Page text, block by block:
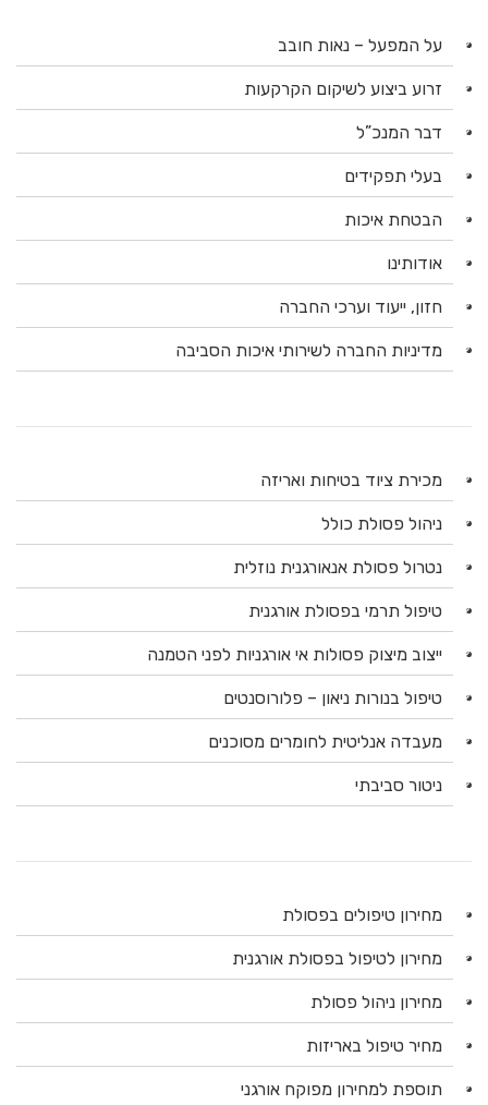
על המפעל – נאות חובב
זרוע ביצוע לשיקום הקרקעות
דבר המנכ”ל
בעלי תפקידים
הבטחת איכות
אודותינו
חזון, ייעוד וערכי החברה
מדיניות החברה לשירותי איכות הסביבה
מכירת ציוד בטיחות ואריזה
ניהול פסולת כולל
נטרול פסולת אנאורגנית נוזלית
טיפול תרמי בפסולת אורגנית
ייצוב מיצוק פסולות אי אורגניות לפני הטמנה
טיפול בנורות ניאון – פלורוסנטים
מעבדה אנליטית לחומרים מסוכנים
ניטור סביבתי
מחירון טיפולים בפסולת
מחירון לטיפול בפסולת אורגנית
מחירון ניהול פסולת
מחיר טיפול באריזות
תוספת למחירון מפוקח אורגני